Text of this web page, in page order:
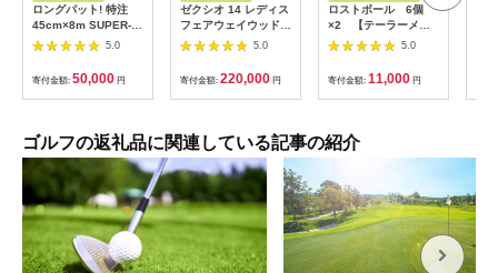
ロングパット! 特注
45cm×8m SUPER-
BENT スーパーベント
パターマットと練習用
具3種 【パターマット
工房PROゴルフショ
ップ】 [ATAG046] ゴ
ルフ用品 ゴルフ場 ス
ポーツ マット 練習 日
本製 高品質 人気 ベス
トセラー 高知
5.0
寄付金額: 50,000 円
ゼクシオ 14 レディス
フェアウェイウッド
ブルー【5/L】《2025
年モデル》_IG-C703-
5L _(都城市)ダンロッ
プ ゼクシオ 14シリー
ズ 2025年モデル フェ
MP1400L カーボンシ
ャフト レディス ゴル
フ用品 スポーツ用品
日本製 MADE IN
JAPAN 国産 ゴルフク
ラブ
5.0
寄付金額: 220,000 円
ロストボール 6個
×2 【テーラーメイ
ド TP5・X シリー
ズ】(色・柄指定不可)
他ブランドあり ゴル
フ ゴルフボール ボー
ル洗浄選別済み 練習
フル 送料無料
5.0
寄付金額: 11,000 円
ゴルフの返礼品に関連している記事の紹介